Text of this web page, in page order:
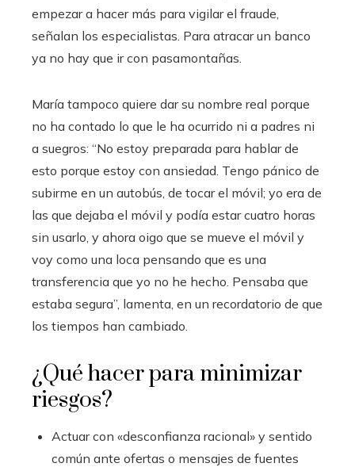
empezar a hacer más para vigilar el fraude,
señalan los especialistas. Para atracar un banco
ya no hay que ir con pasamontañas.
María tampoco quiere dar su nombre real porque
no ha contado lo que le ha ocurrido ni a padres ni
a suegros: “No estoy preparada para hablar de
esto porque estoy con ansiedad. Tengo pánico de
subirme en un autobús, de tocar el móvil; yo era de
las que dejaba el móvil y podía estar cuatro horas
sin usarlo, y ahora oigo que se mueve el móvil y
voy como una loca pensando que es una
transferencia que yo no he hecho. Pensaba que
estaba segura”, lamenta, en un recordatorio de que
los tiempos han cambiado.
¿Qué hacer para minimizar
riesgos?
Actuar con «desconfianza racional» y sentido
común ante ofertas o mensajes de fuentes